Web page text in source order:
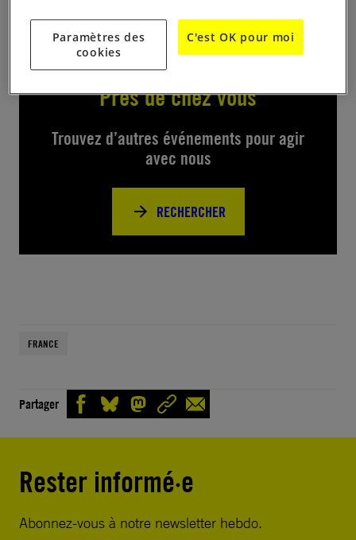
Près de chez vous
Trouvez d’autres événements pour agir
avec nous
RECHERCHER
FRANCE
Partager
Rester informé·e
Abonnez-vous à notre newsletter hebdo.
Paramètres des
cookies
C'est OK pour moi